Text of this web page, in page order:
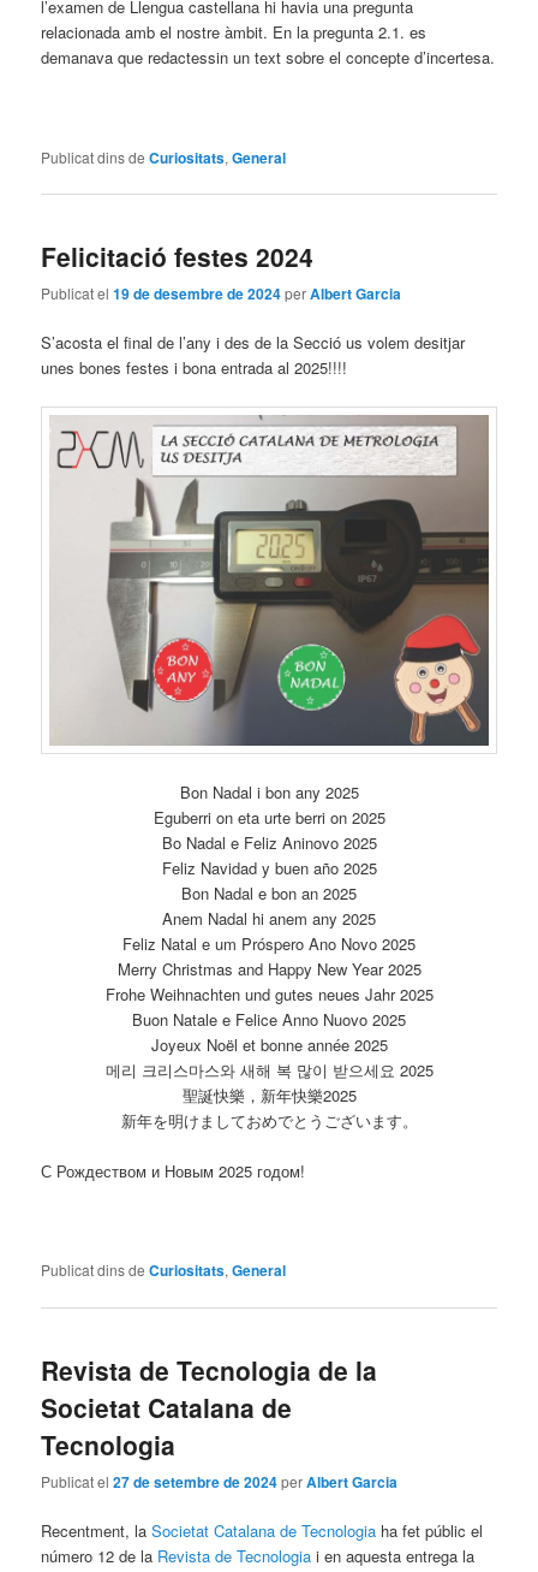
l’examen de Llengua castellana hi havia una pregunta
relacionada amb el nostre àmbit. En la pregunta 2.1. es
demanava que redactessin un text sobre el concepte d’incertesa.
Publicat dins de Curiositats,General
Felicitació festes 2024
Publicat el19 de desembre de 2024perAlbert Garcia
S’acosta el final de l’any i des de la Secció us volem desitjar
unes bones festes i bona entrada al 2025!!!!
Bon Nadal i bon any 2025
Eguberri on eta urte berri on 2025
Bo Nadal e Feliz Aninovo 2025
Feliz Navidad y buen año 2025
Bon Nadal e bon an 2025
Anem Nadal hi anem any 2025
Feliz Natal e um Próspero Ano Novo 2025
Merry Christmas and Happy New Year 2025
Frohe Weihnachten und gutes neues Jahr 2025
Buon Natale e Felice Anno Nuovo 2025
Joyeux Noël et bonne année 2025
메리 크리스마스와 새해 복 많이 받으세요 2025
聖誕快樂，新年快樂2025
新年を明けましておめでとうございます。
С Рождеством и Новым 2025 годом!
Publicat dins de Curiositats,General
Revista de Tecnologia de la
Societat Catalana de
Tecnologia
Publicat el27 de setembre de 2024perAlbert Garcia
Recentment, laSocietat Catalana de Tecnologia ha fet públic el
número 12 de la Revista de Tecnologia i en aquesta entrega la